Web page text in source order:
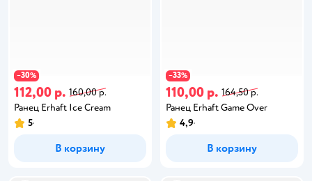
−30%
112,00 р. 160,00 р.
Ранец Erhaft Ice Cream
5
В корзину
−33%
110,00 р. 164,50 р.
Ранец Erhaft Game Over
4,9
В корзину